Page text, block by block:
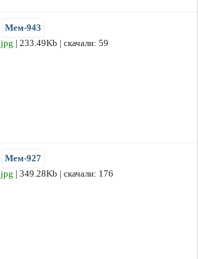
Мем-943
jpg | 233.49Kb | скачали: 59
Мем-927
jpg | 349.28Kb | скачали: 176